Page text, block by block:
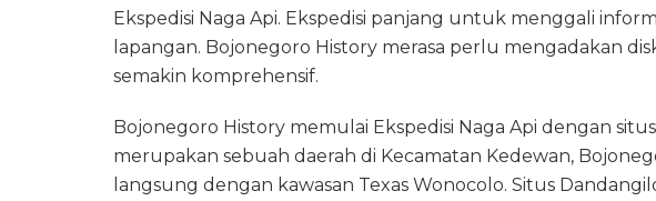
Ekspedisi Naga Api. Ekspedisi panjang untuk menggali
lapangan. Bojonegoro History merasa perlu mengadakan
semakin komprehensif.
Bojonegoro History memulai Ekspedisi Naga Api dengan
merupakan sebuah daerah di Kecamatan Kedewan,
langsung dengan kawasan Texas Wonocolo. Situs